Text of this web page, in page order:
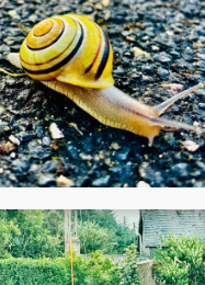
Montgeron, mai 2024 – The
Smashing Pumpkins : Snail